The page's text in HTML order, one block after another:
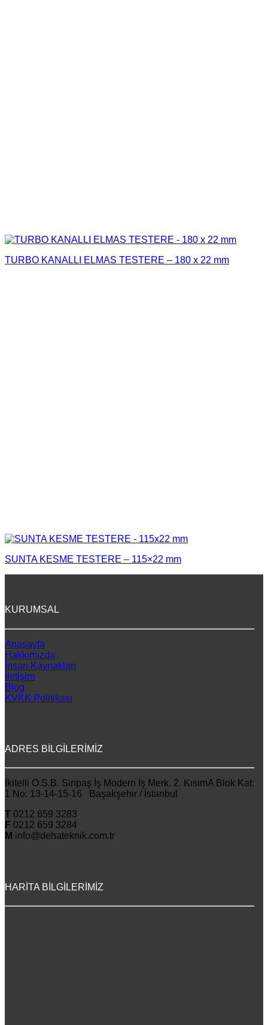
TURBO KANALLI ELMAS TESTERE – 180 x 22 mm
SUNTA KESME TESTERE – 115×22 mm
KURUMSAL
Anasayfa
Hakkımızda
İnsan Kaynakları
İletişim
Blog
KVKK Politikası
ADRES BİLGİLERİMİZ
İkitelli O.S.B. Sinpaş İş Modern İş Merk. 2. KısımA Blok Kat:
1 No: 13-14-15-16 Başakşehir / İstanbul
T 0212 659 3283
F 0212 659 3284
M info@dehateknik.com.tr
HARİTA BİLGİLERİMİZ